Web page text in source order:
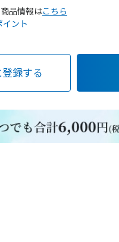
イント
録する
品情報はこちら